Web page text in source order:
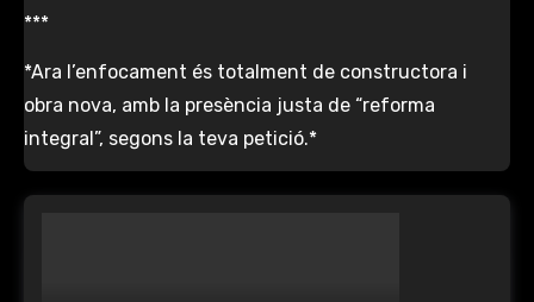
***
*Ara l’enfocament és totalment de constructora i
obra nova, amb la presència justa de “reforma
integral”, segons la teva petició.*